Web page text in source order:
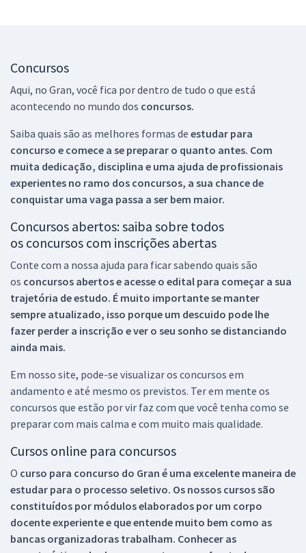
Concursos
Aqui, no Gran, você fica por dentro de tudo o que está
acontecendo no mundo dos concursos.
Saiba quais são as melhores formas de estudar para
concurso e comece a se preparar o quanto antes. Com
muita dedicação, disciplina e uma ajuda de profissionais
experientes no ramo dos concursos, a sua chance de
conquistar uma vaga passa a ser bem maior.
Concursos abertos: saiba sobre todos
os concursos com inscrições abertas
Conte com a nossa ajuda para ficar sabendo quais são
os concursos abertos e acesse o edital para começar a sua
trajetória de estudo. É muito importante se manter
sempre atualizado, isso porque um descuido pode lhe
fazer perder a inscrição e ver o seu sonho se distanciando
ainda mais.
Em nosso site, pode-se visualizar os concursos em
andamento e até mesmo os previstos. Ter em mente os
concursos que estão por vir faz com que você tenha como se
preparar com mais calma e com muito mais qualidade.
Cursos online para concursos
O curso para concurso do Gran é uma excelente maneira de
estudar para o processo seletivo. Os nossos cursos são
constituídos por módulos elaborados por um corpo
docente experiente e que entende muito bem como as
bancas organizadoras trabalham. Conhecer as